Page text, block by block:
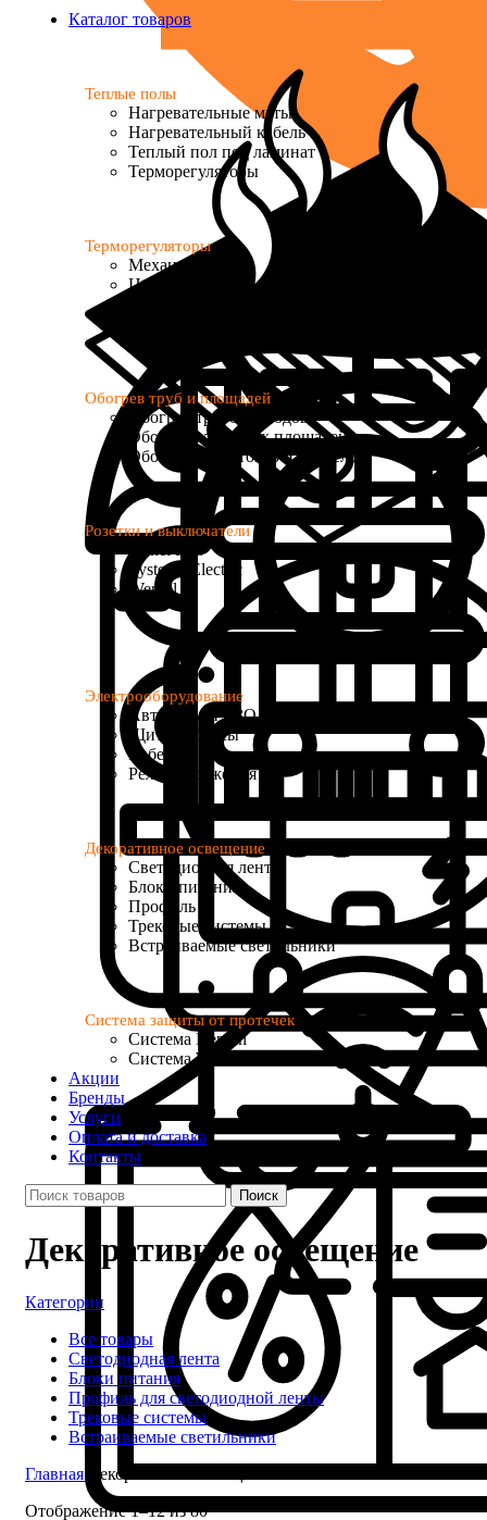
Каталог товаров
Теплые полы
Нагревательные маты
Нагревательный кабель
Теплый пол под ламинат
Терморегуляторы
Терморегуляторы
Механические
Цифровые
Обогрев труб и площадей
Обогрев трубопроводов
Обогрев открытых площадей
Обогрев водостоков и кровель
Розетки и выключатели
Donel R98
Systeme Electric
Werkel
Электрооборудование
Автоматы и УЗО
Щиты и боксы
Кабель и провод
Реле напряжения
Декоративное освещение
Светодиодная лента
Блоки питания
Профиль
Трековые системы
Встраиваемые светильники
Система защиты от протечек
Система Neptun
Система Welrok Base
Акции
Бренды
Услуги
Оплата и доставка
Контакты
Поиск
Декоративное освещение
Категории
Все товары
Светодиодная лента
Блоки питания
Профиль для светодиодной ленты
Трековые системы
Встраиваемые светильники
Главная
Декоративное освещение
Отображение 1–12 из 80